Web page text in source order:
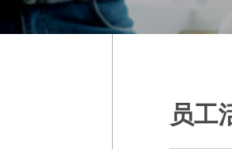
员工